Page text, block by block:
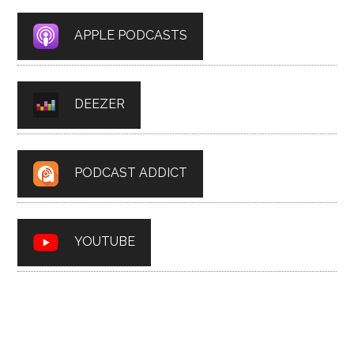
APPLE PODCASTS
DEEZER
PODCAST ADDICT
YOUTUBE